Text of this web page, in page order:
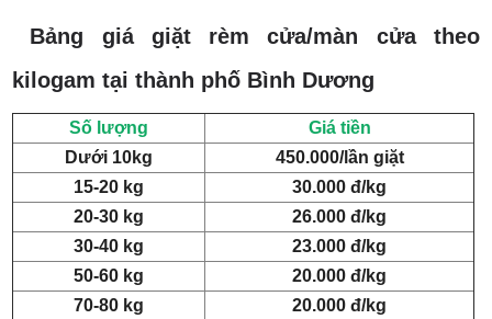
Bảng giá giặt rèm cửa/màn cửa theo
kilogam tại thành phố Bình Dương
Số lượng
Giá tiền
Dưới 10kg
450.000/lần giặt
15-20 kg
30.000 đ/kg
20-30 kg
26.000 đ/kg
30-40 kg
23.000 đ/kg
50-60 kg
20.000 đ/kg
70-80 kg
20.000 đ/kg